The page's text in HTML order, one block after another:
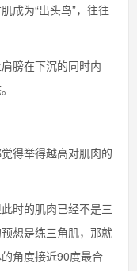
成为“出头鸟”，往往
膀在下沉的同时内
得举得越高对肌肉的
时的肌肉已经不是三
想是练三角肌，那就
角度接近90度最合